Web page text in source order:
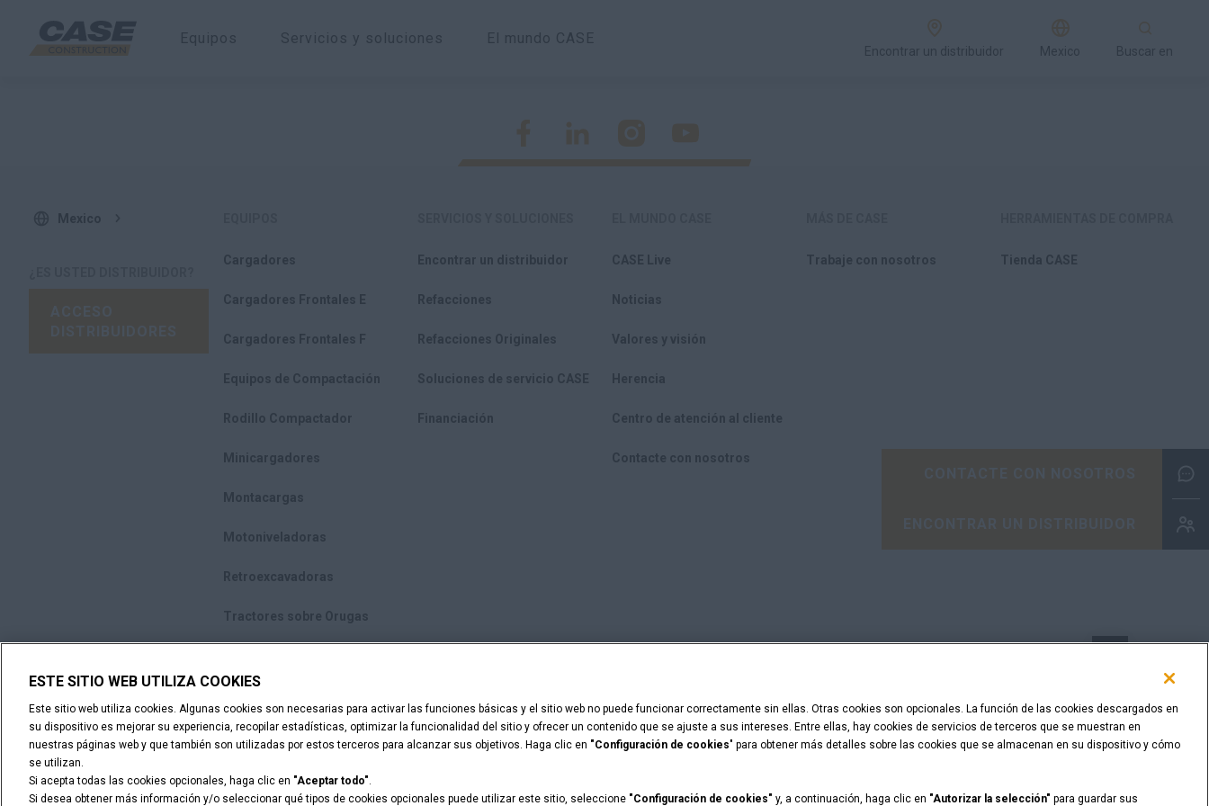
Equipos Servicios y soluciones El mundo CASE
Encontrar un distribuidor Mexico Buscar en
Mexico
Cargadores
Cargadores Frontales E
Cargadores Frontales F
Equipos de Compactación
Rodillo Compactador
Minicargadores
Montacargas
Motoniveladoras
Retroexcavadoras
Tractores sobre Orugas
Encontrar un distribuidor
Refacciones
Refacciones Originales
Soluciones de servicio CASE
Financiación
CASE Live
Noticias
Valores y visión
Herencia
Centro de atención al cliente
Contacte con nosotros
Trabaje con nosotros Tienda CASE
Advertencia Legal Términos y condiciones Aviso de privacidad
Configuración de cookies
© 2026 CNH Industrial America LLC. All Rights Reserved. CASE and CNH Capital are registered trademarks of CNH Industrial America LLC.
ESTE SITIO WEB UTILIZA COOKIES
Este sitio web utiliza cookies. Algunas cookies son necesarias para activar las funciones básicas y el sitio web no puede funcionar correctamente sin ellas. Otras cookies son opcionales. La función de las cookies descargados en
su dispositivo es mejorar su experiencia, recopilar estadísticas, optimizar la funcionalidad del sitio y ofrecer un contenido que se ajuste a sus intereses. Entre ellas, hay cookies de servicios de terceros que se muestran en
nuestras páginas web y que también son utilizadas por estos terceros para alcanzar sus objetivos. Haga clic en "Configuración de cookies" para obtener más detalles sobre las cookies que se almacenan en su dispositivo y cómo
se utilizan.
Si acepta todas las cookies opcionales, haga clic en "Aceptar todo".
Si desea obtener más información y/o seleccionar qué tipos de cookies opcionales puede utilizar este sitio, seleccione "Configuración de cookies" y, a continuación, haga clic en "Autorizar la selección" para guardar sus